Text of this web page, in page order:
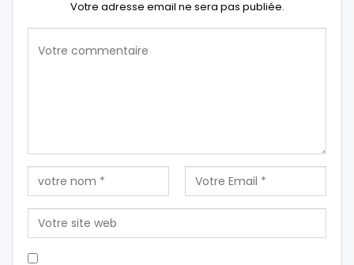
Votre adresse email ne sera pas publiée.